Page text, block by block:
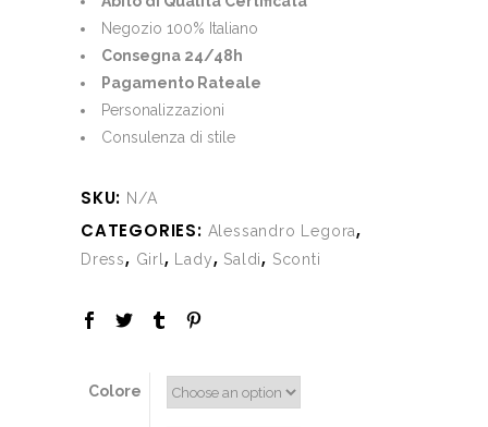
€350.00.€165.00.
Negozio 100% Italiano
Consegna 24/48h
Pagamento Rateale
Personalizzazioni
Consulenza di stile
SKU: N/A
CATEGORIES: Alessandro Legora,
Dress, Girl, Lady, Saldi, Sconti
Colore